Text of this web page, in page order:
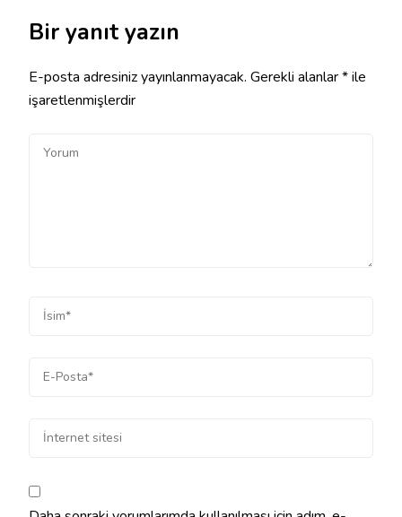
Bir yanıt yazın
E-posta adresiniz yayınlanmayacak. Gerekli alanlar*ile
işaretlenmişlerdir